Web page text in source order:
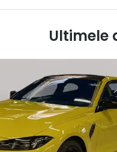
Ultimele